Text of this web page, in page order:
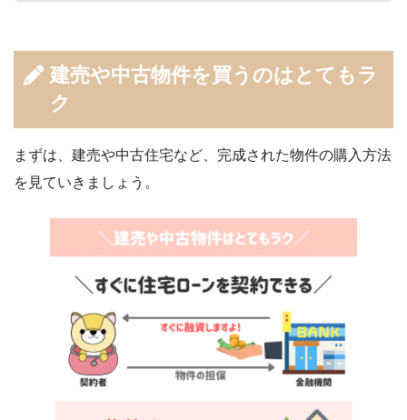
建売や中古物件を買うのはとてもラ
ク
まずは、建売や中古住宅など、完成された物件の購入方法
を見ていきましょう。